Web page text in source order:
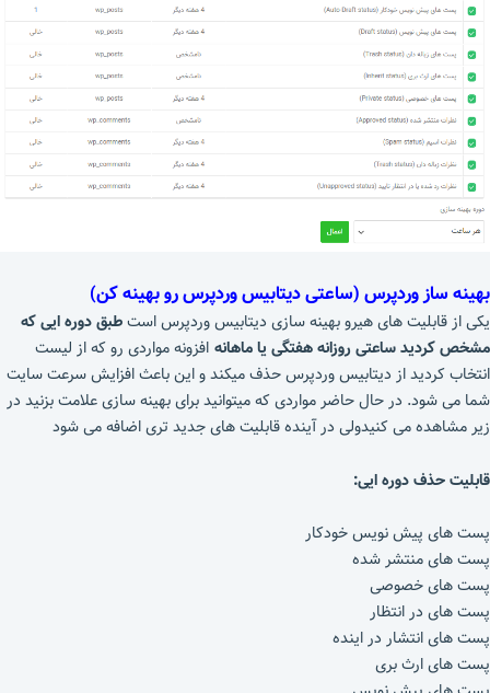
بهینه ساز وردپرس (ساعتی دیتابیس وردپرس رو بهینه کن)
یکی از قابلیت های هیرو بهینه سازی دیتابیس وردپرس استطبق دوره ایی که
مشخص کردید ساعتی روزانه هفتگی یا ماهانه افزونه مواردی رو که از لیست
انتخاب کردید از دیتابیس وردپرس حذف میکند و این باعث افزایش سرعت سایت
شما می شود. در حال حاضر مواردی که میتوانید برای بهینه سازی علامت بزنید در
زیر مشاهده می کنیدولی در آینده قابلیت های جدید تری اضافه می شود
قابلیت حذف دوره ایی:
پست های پیش نویس خودکار
پست های منتشر شده
پست های خصوصی
پست های در انتظار
پست های انتشار در اینده
پست های ارث بری